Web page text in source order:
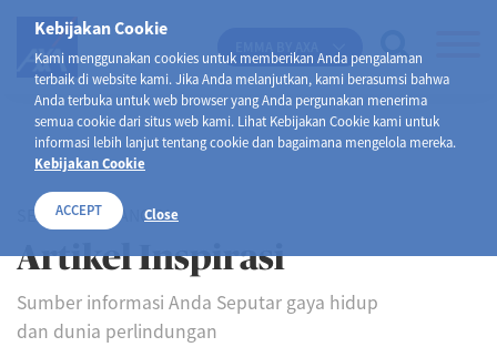
Kebijakan Cookie
Kami menggunakan cookies untuk memberikan Anda pengalaman
terbaik di website kami. Jika Anda melanjutkan, kami berasumsi bahwa
Anda terbuka untuk web browser yang Anda pergunakan menerima
semua cookie dari situs web kami. Lihat Kebijakan Cookie kami untuk
informasi lebih lanjut tentang cookie dan bagaimana mengelola mereka.
Kebijakan Cookie
ACCEPT Close
SELAMAT DATANG DI
Artikel Inspirasi
Sumber informasi Anda Seputar gaya hidup
dan dunia perlindungan